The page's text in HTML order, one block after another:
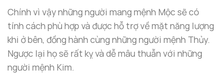
Chính vì vậy những người mang mệnh Mộc sẽ có
tính cách phù hợp và được hỗ trợ về mặt năng lượng
khi ở bên, đồng hành cùng những người mệnh Thủy.
Ngược lại họ sẽ rất kỵ và dễ mâu thuẫn với những
người mệnh Kim.